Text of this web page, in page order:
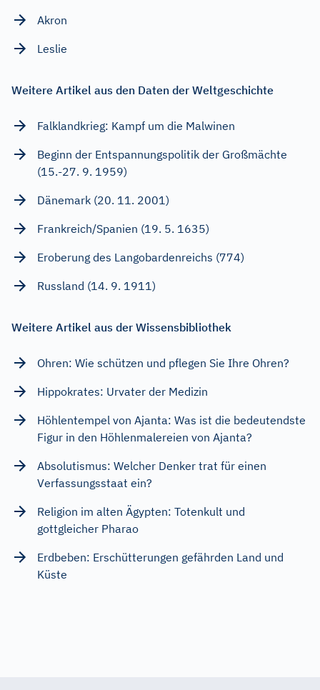
Akron
Leslie
Weitere Artikel aus den Daten der Weltgeschichte
Falklandkrieg: Kampf um die Malwinen
Beginn der Entspannungspolitik der Großmächte
(15.-27. 9. 1959)
Dänemark (20. 11. 2001)
Frankreich/Spanien (19. 5. 1635)
Eroberung des Langobardenreichs (774)
Russland (14. 9. 1911)
Weitere Artikel aus der Wissensbibliothek
Ohren: Wie schützen und pflegen Sie Ihre Ohren?
Hippokrates: Urvater der Medizin
Höhlentempel von Ajanta: Was ist die bedeutendste
Figur in den Höhlenmalereien von Ajanta?
Absolutismus: Welcher Denker trat für einen
Verfassungsstaat ein?
Religion im alten Ägypten: Totenkult und
gottgleicher Pharao
Erdbeben: Erschütterungen gefährden Land und
Küste